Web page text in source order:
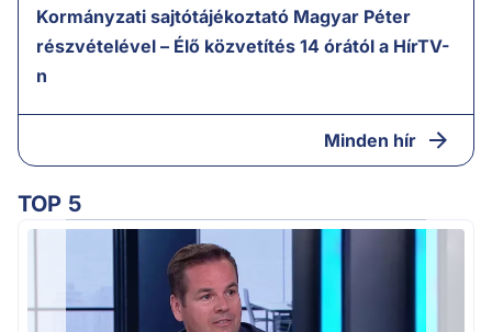
Kormányzati sajtótájékoztató Magyar Péter
részvételével – Élő közvetítés 14 órától a HírTV-
n
Minden hír
TOP 5